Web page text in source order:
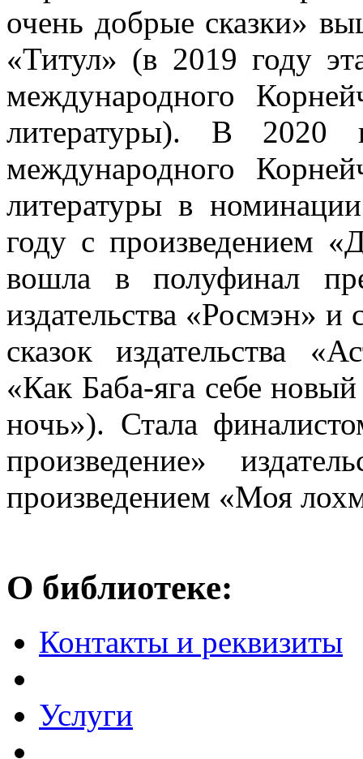
очень добрые сказки»
«Титул» (в 2019 году
международного
литературы). В 2020
международного
литературы в
году с произведением
вошла в полуфинал
издательства «Росмэн» и
сказок издательства
«Как Баба-яга себе
ночь»). Стала
произведение»
произведением «Моя
О библиотеке:
Контакты и реквизиты
Услуги